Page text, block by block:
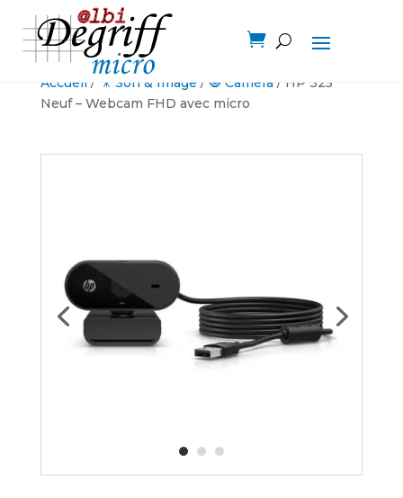

Accueil/ 🎥 Son & Image / 🧿 Caméra / HP 325
Neuf – Webcam FHD avec micro